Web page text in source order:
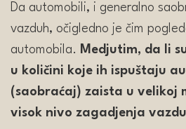
Da automobili, i generalno
vazduh, očigledno je čim
automobila. Medjutim, da li
u količini koje ih ispuštaju
(saobraćaj) zaista u velikoj
visok nivo zagadjenja